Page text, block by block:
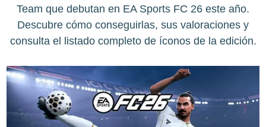
Team que debutan en EA Sports FC 26 este año.
Descubre cómo conseguirlas, sus valoraciones y
consulta el listado completo de íconos de la edición.